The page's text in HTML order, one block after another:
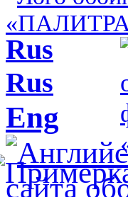
Rus
Rus
Eng